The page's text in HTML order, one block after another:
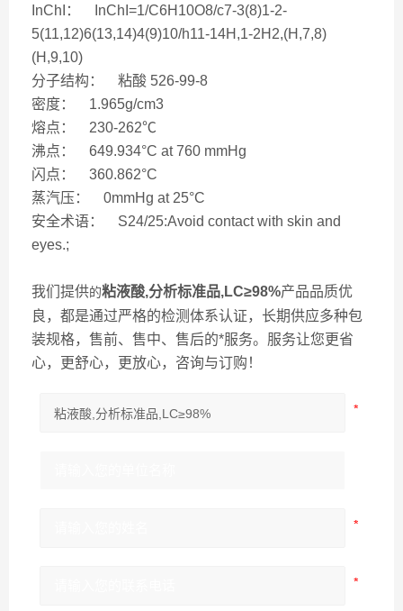
InChI： InChI=1/C6H10O8/c7-3(8)1-2-
5(11,12)6(13,14)4(9)10/h11-14H,1-2H2,(H,7,8)
(H,9,10)
分子结构： 粘酸 526-99-8
密度： 1.965g/cm3
熔点： 230-262℃
沸点： 649.934°C at 760 mmHg
闪点： 360.862°C
蒸汽压： 0mmHg at 25°C
安全术语： S24/25:Avoid contact with skin and
eyes.;
我们提供的粘液酸,分析标准品,LC≥98%产品品质优
良，都是通过严格的检测体系认证，长期供应多种包
装规格，售前、售中、售后的*服务。服务让您更省
心，更舒心，更放心，咨询与订购！